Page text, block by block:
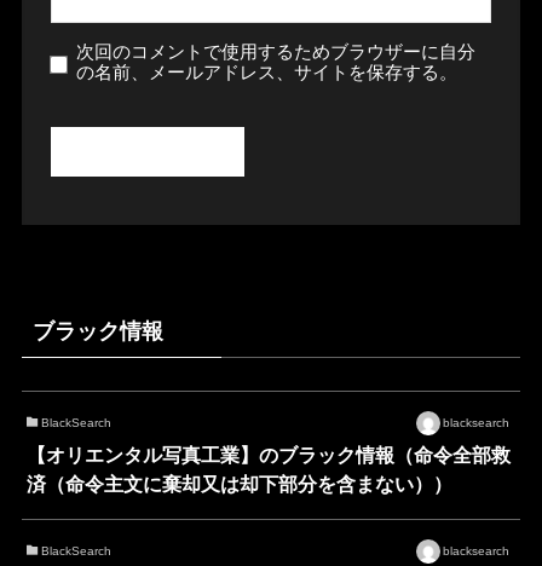
次回のコメントで使用するためブラウザーに自分
の名前、メールアドレス、サイトを保存する。
ブラック情報
BlackSearch blacksearch
【オリエンタル写真工業】のブラック情報（命令全部救
済（命令主文に棄却又は却下部分を含まない））
BlackSearch blacksearch